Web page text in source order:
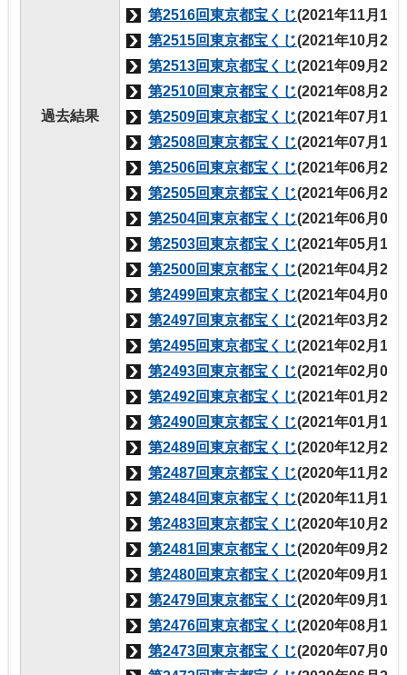
過去結果
第2516回東京都宝くじ(2021年11月19
第2515回東京都宝くじ(2021年10月22
第2513回東京都宝くじ(2021年09月24
第2510回東京都宝くじ(2021年08月20
第2509回東京都宝くじ(2021年07月15
第2508回東京都宝くじ(2021年07月15
第2506回東京都宝くじ(2021年06月25
第2505回東京都宝くじ(2021年06月25
第2504回東京都宝くじ(2021年06月04
第2503回東京都宝くじ(2021年05月14
第2500回東京都宝くじ(2021年04月23
第2499回東京都宝くじ(2021年04月05
第2497回東京都宝くじ(2021年03月26
第2495回東京都宝くじ(2021年02月19
第2493回東京都宝くじ(2021年02月05
第2492回東京都宝くじ(2021年01月29
第2490回東京都宝くじ(2021年01月15
第2489回東京都宝くじ(2020年12月25
第2487回東京都宝くじ(2020年11月27
第2484回東京都宝くじ(2020年11月13
第2483回東京都宝くじ(2020年10月23
第2481回東京都宝くじ(2020年09月25
第2480回東京都宝くじ(2020年09月11
第2479回東京都宝くじ(2020年09月11
第2476回東京都宝くじ(2020年08月14
第2473回東京都宝くじ(2020年07月03